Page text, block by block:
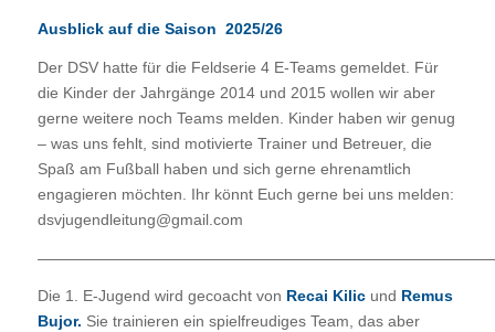
Ausblick auf die Saison 2025/26
Der DSV hatte für die Feldserie 4 E-Teams gemeldet. Für
die Kinder der Jahrgänge 2014 und 2015 wollen wir aber
gerne weitere noch Teams melden. Kinder haben wir genug
– was uns fehlt, sind motivierte Trainer und Betreuer, die
Spaß am Fußball haben und sich gerne ehrenamtlich
engagieren möchten. Ihr könnt Euch gerne bei uns melden:
dsvjugendleitung@gmail.com
Die 1. E-Jugend wird gecoacht von Recai Kilicund Remus
Bujor. Sie trainieren ein spielfreudiges Team, das aber